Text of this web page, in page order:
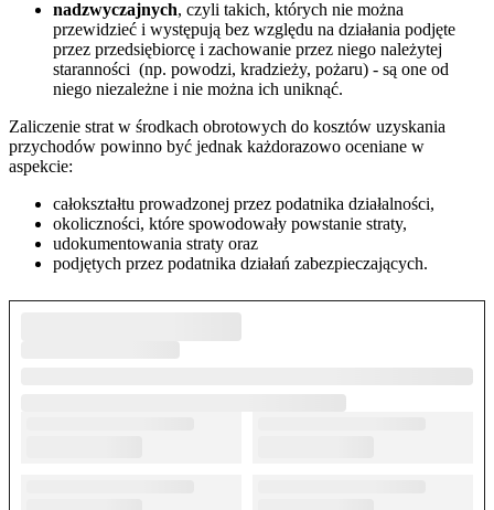
nadzwyczajnych, czyli takich, których nie można
przewidzieć i występują bez względu na działania podjęte
przez przedsiębiorcę i zachowanie przez niego należytej
staranności (np. powodzi, kradzieży, pożaru) - są one od
niego niezależne i nie można ich uniknąć.
Zaliczenie strat w środkach obrotowych do kosztów uzyskania
przychodów powinno być jednak każdorazowo oceniane w
aspekcie:
całokształtu prowadzonej przez podatnika działalności,
okoliczności, które spowodowały powstanie straty,
udokumentowania straty oraz
podjętych przez podatnika działań zabezpieczających.